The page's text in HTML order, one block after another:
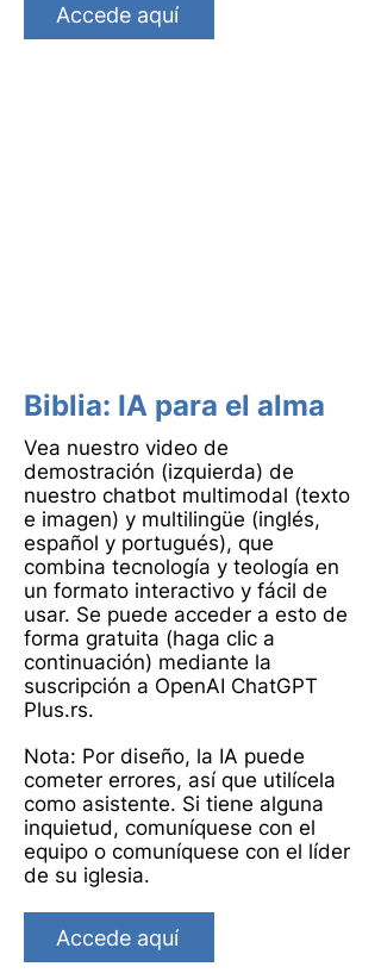
Accede aquí
Biblia: IA para el alma
Vea nuestro video de
demostración (izquierda) de
nuestro chatbot multimodal (texto
e imagen) y multilingüe (inglés,
español y portugués), que
combina tecnología y teología en
un formato interactivo y fácil de
usar. Se puede acceder a esto de
forma gratuita (haga clic a
continuación) mediante la
suscripción a OpenAI ChatGPT
Plus.rs.
Nota: Por diseño, la IA puede
cometer errores, así que utilícela
como asistente. Si tiene alguna
inquietud, comuníquese con el
equipo o comuníquese con el líder
de su iglesia.
Accede aquí